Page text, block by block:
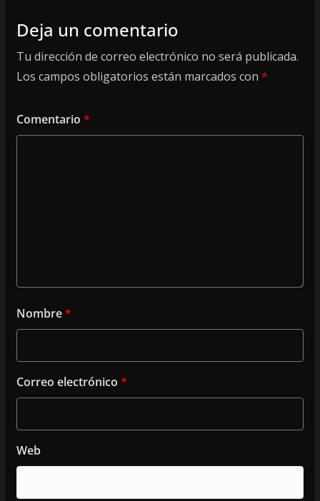
Deja un comentario
Tu dirección de correo electrónico no será publicada.
Los campos obligatorios están marcados con *
Comentario *
Nombre*
Correo electrónico *
Web